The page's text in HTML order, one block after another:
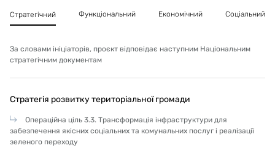
Стратегічний Функціональний Економічний Соціальний
За словами ініціаторів, проєкт відповідає наступним Національним
стратегічним документам
Стратегія розвитку територіальної громади
Операційна ціль 3.3. Трансформація інфраструктури для
забезпечення якісних соціальних та комунальних послуг і реалізації
зеленого переходу